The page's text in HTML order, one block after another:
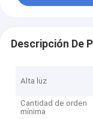
Descripción De
Alta luz
Cantidad de orden
mínima